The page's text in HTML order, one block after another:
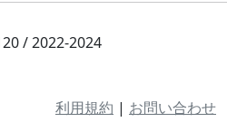
/ 2022-2024
利用規約 | お問い合わせ